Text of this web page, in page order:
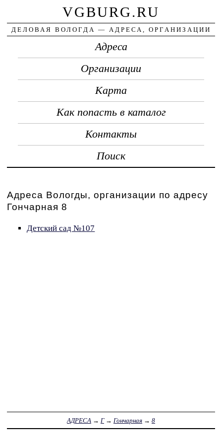
VGBURG.RU
ДЕЛОВАЯ ВОЛОГДА — АДРЕСА, ОРГАНИЗАЦИИ
Адреса
Организации
Карта
Как попасть в каталог
Контакты
Поиск
Адреса Вологды, организации по адресу
Гончарная 8
Детский сад №107
АДРЕСА → Г→ Гончарная → 8